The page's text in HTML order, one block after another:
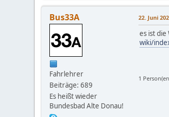
Bus33A
Fahrlehrer
Beiträge: 689
Es heißt wieder
Bundesbad Alte Donau!
22. Juni
es ist
wiki/
1